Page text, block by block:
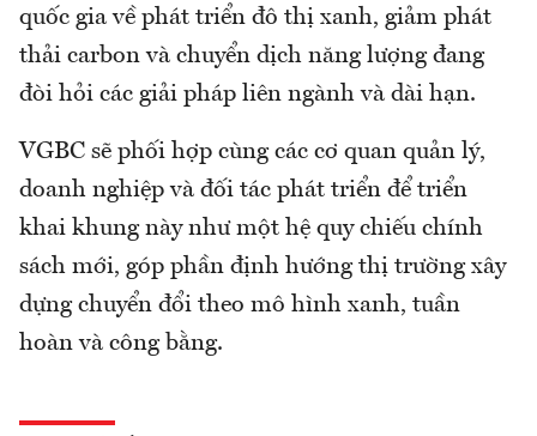
quốc gia về phát triển đô thị xanh, giảm phát
thải carbon và chuyển dịch năng lượng đang
đòi hỏi các giải pháp liên ngành và dài hạn.
VGBC sẽ phối hợp cùng các cơ quan quản lý,
doanh nghiệp và đối tác phát triển để triển
khai khung này như một hệ quy chiếu chính
sách mới, góp phần định hướng thị trường xây
dựng chuyển đổi theo mô hình xanh, tuần
hoàn và công bằng.